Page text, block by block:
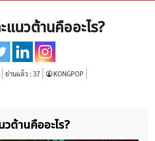
แนวต้านคืออะไร?
อ่านแล้ว :37 KONGPOP
ต้านคืออะไร?